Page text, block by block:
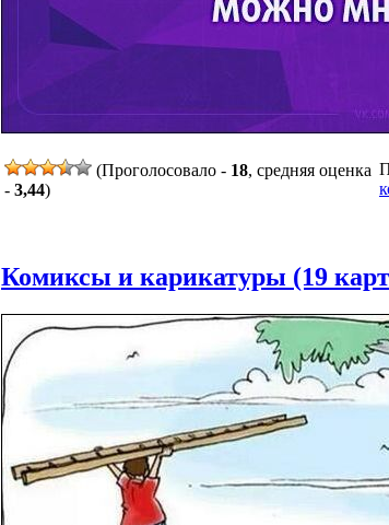
(Проголосовало - 18, средняя оценка
- 3,44)
Комиксы и карикатуры (19